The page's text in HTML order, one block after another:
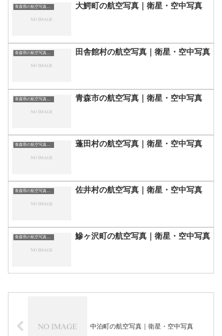
大鰐町の航空写真｜衛星・空中写真
田舎館村の航空写真｜衛星・空中写真
青森市の航空写真｜衛星・空中写真
青森県の航空写真・空中写真 蓬田村の航空写真｜衛星・空中写真
青森県の航空写真・空中写真 佐井村の航空写真｜衛星・空中写真
青森県の航空写真・空中写真 鰺ヶ沢町の航空写真｜衛星・空中写真
中泊町の航空写真｜衛星・空中写真